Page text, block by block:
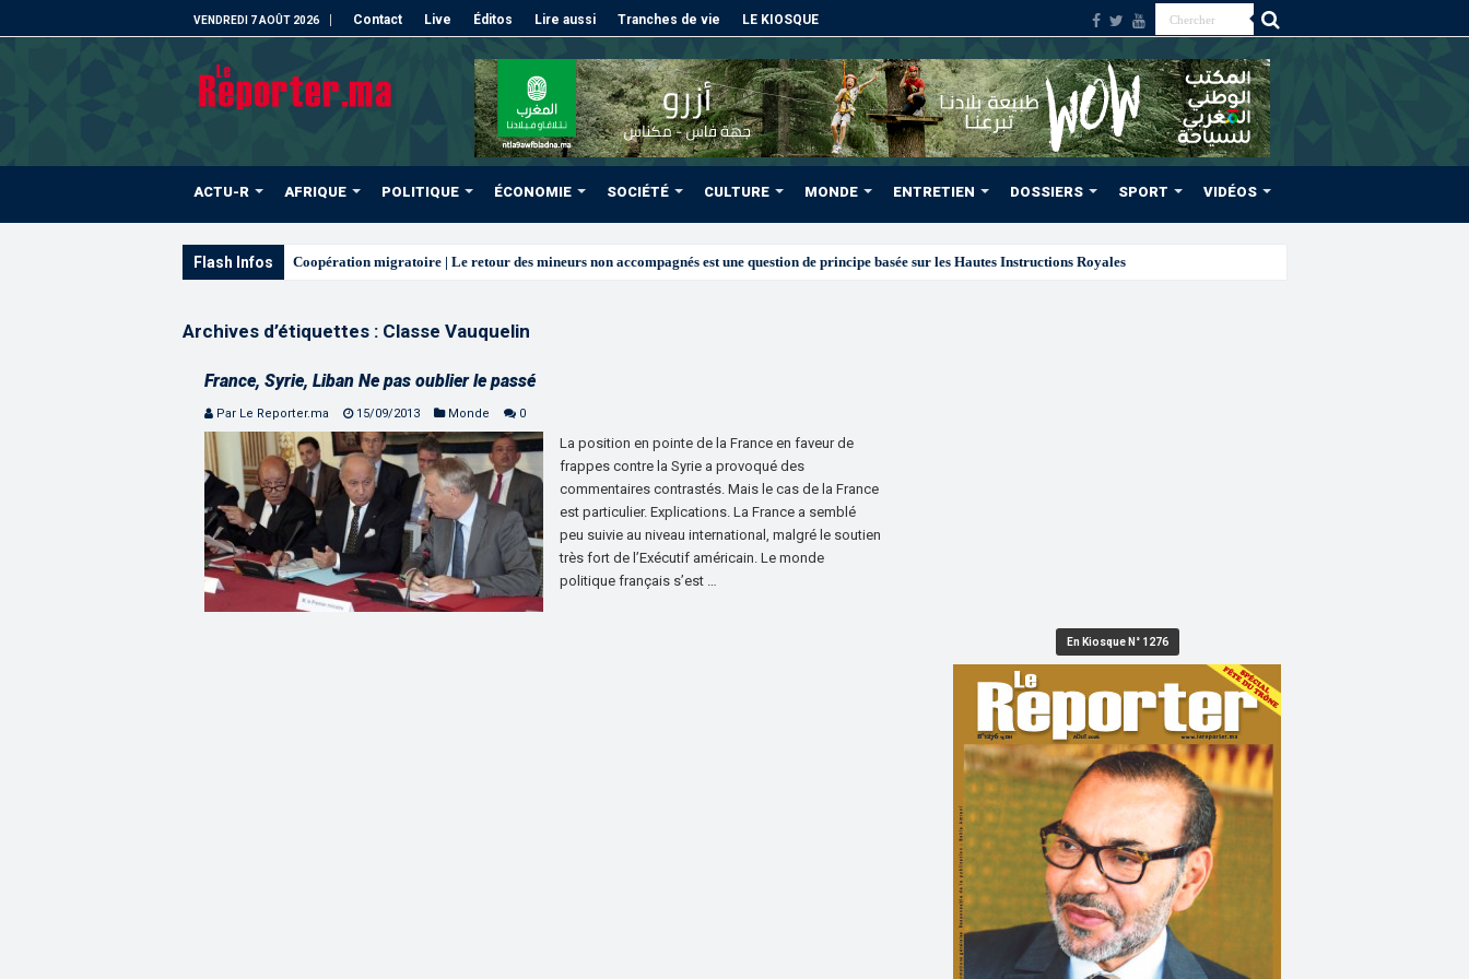
VENDREDI 7 AOÛT 2026 Contact Live Éditos Lire aussi Tranches de vie LE KIOSQUE
ACTU-R AFRIQUE POLITIQUE ÉCONOMIE SOCIÉTÉ CULTURE MONDE ENTRETIEN DOSSIERS SPORT VIDÉOS
Flash Infos L’ONMT re
Archives d’étiquettes : Classe Vauquelin
France, Syrie, Liban Ne pas oublier le passé
Par Le Reporter.ma 15/09/2013 Monde 0
La position en pointe de la France en faveur de
frappes contre la Syrie a provoqué des
commentaires contrastés. Mais le cas de la France
est particulier. Explications. La France a semblé
peu suivie au niveau international, malgré le soutien
très fort de l’Exécutif américain. Le monde
politique français s’est …
En Kiosque N° 1276